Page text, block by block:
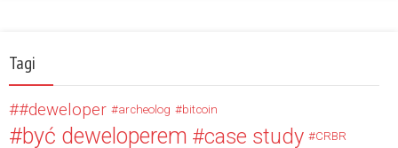
Tagi
#deweloper archeolog bitcoin
być deweloperem case study
CRBR